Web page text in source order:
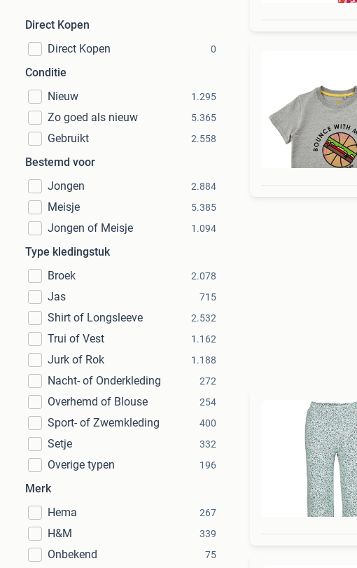
Direct Kopen
Direct Kopen
0
Conditie
Nieuw
1.295
Zo goed als nieuw 5.365
Gebruikt 2.558
Bestemd voor
Jongen
2.884
Meisje 5.385
Jongen of Meisje 1.094
Type kledingstuk
Broek
2.078
Jas 715
Shirt of Longsleeve 2.532
Trui of Vest 1.162
Jurk of Rok 1.188
Nacht- of Onderkleding 272
Overhemd of Blouse 254
Sport- of Zwemkleding 400
Setje 332
Overige typen 196
Merk
Hema
267
H&M 339
Onbekend 75